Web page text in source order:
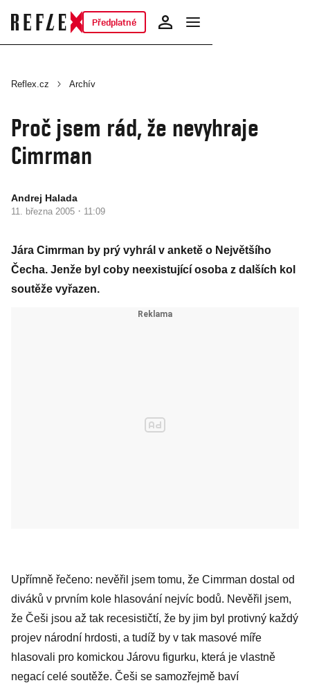
Předplatné
Reflex.cz Archív
Proč jsem rád, že nevyhraje
Cimrman
Andrej Halada
11. března 2005 · 11:09
Jára Cimrman by prý vyhrál v anketě o Největšího
Čecha. Jenže byl coby neexistující osoba z dalších kol
soutěže vyřazen.
Upřímně řečeno: nevěřil jsem tomu, že Cimrman dostal od
diváků v prvním kole hlasování nejvíc bodů. Nevěřil jsem,
že Češi jsou až tak recesističtí, že by jim byl protivný každý
projev národní hrdosti, a tudíž by v tak masové míře
hlasovali pro komickou Járovu figurku, která je vlastně
negací celé soutěže. Češi se samozřejmě baví